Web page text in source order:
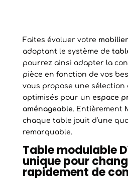
Faites évoluer votre
adoptant le système de
pourrez ainsi adapter la
pièce en fonction de vos
vous propose une sélection
optimisés pour un espace
aménageable. Entièrement
chaque table jouit d’une
remarquable.
Table modulable
unique pour
rapidement de